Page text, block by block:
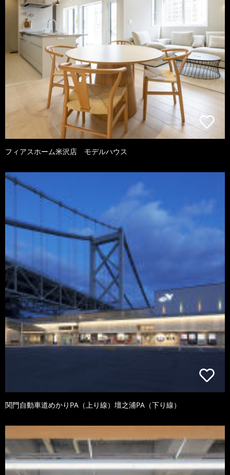
フィアスホーム米沢店 モデルハウス
関門自動車道めかりPA（上り線）壇之浦PA（下り線）